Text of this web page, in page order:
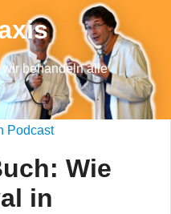
behandeln alle
Podcast
Wie
in